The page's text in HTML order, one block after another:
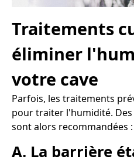
Traitements
éliminer
votre cave
Parfois, les traitements
pour traiter l'humidité.
sont alors recommandées :
A. La barrière